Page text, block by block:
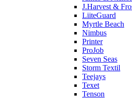
J.Harvest &
LiiteGuard
Myrtle Beach
Nimbus
Printer
ProJob
Seven Seas
Storm Textil
Teejays
Texet
Tenson